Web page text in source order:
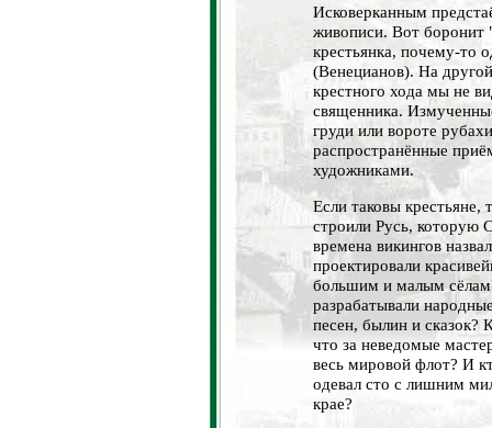
Исковерканным
живописи. Вот
крестьянка, почему-то
(Венецианов). На
крестного хода мы не
священника.
груди или вороте
распространённые
художниками.
Если таковы
строили Русь, которую
времена викингов
проектировали
большим и малым
разрабатывали
песен, былин и сказок?
что за неведомые
весь мировой флот? И
одевал сто с лишним
крае?